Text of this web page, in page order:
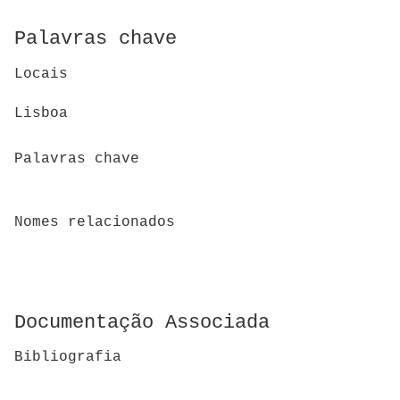
Palavras chave
Locais
Lisboa
Palavras chave
Nomes relacionados
Documentação Associada
Bibliografia